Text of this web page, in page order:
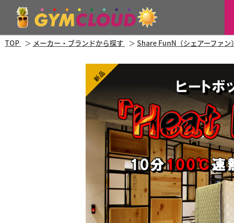
TOP メーカー・ブランドから探す Share FunN（シェアーファン）
新品